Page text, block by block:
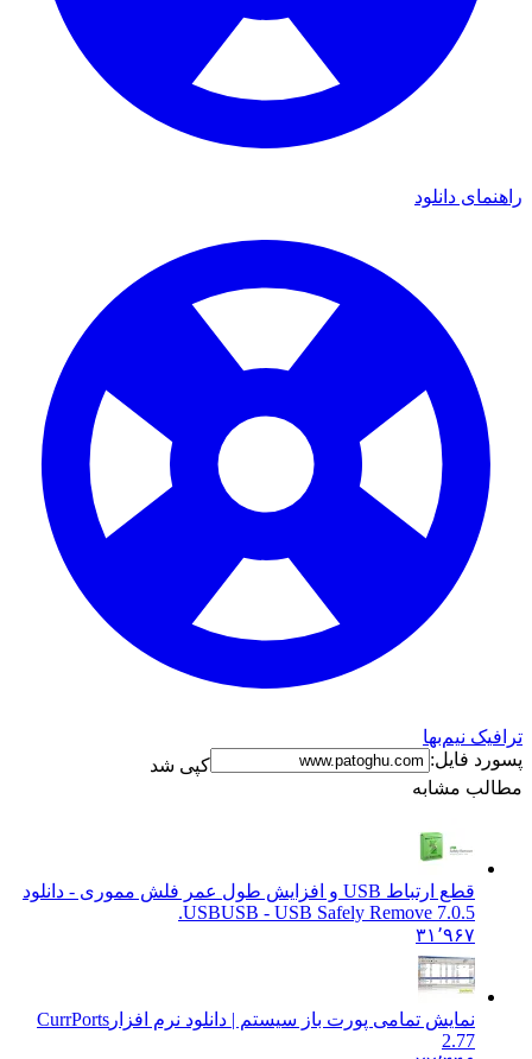
دانلود
نیم‌بها
فایل:
کپی شد
مشابه
قطع ارتباط USB و افزایش طول عمر فلش مموری - دانلود
USB USB - USB Safely Remove 7.0.5.
۳۱٬۹۶۷
نمایش تمامی پورت باز سیستم | دانلود نرم افزار CurrPorts